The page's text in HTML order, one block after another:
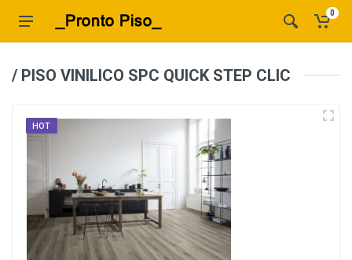
0
/ PISO VINILICO SPC QUICK STEP CLIC
HOT